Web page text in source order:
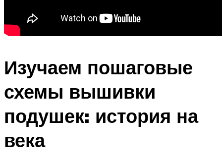
Изучаем пошаговые
схемы вышивки
подушек: история на
века